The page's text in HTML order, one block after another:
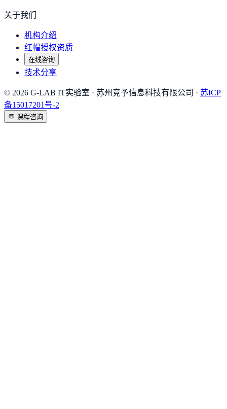
关于我们
机构介绍
红帽授权资质
在线咨询
技术分享
© 2026 G-LAB IT实验室 · 苏州竞予信息科技有限公司 · 苏ICP
备15017201号-2
💬 课程咨询